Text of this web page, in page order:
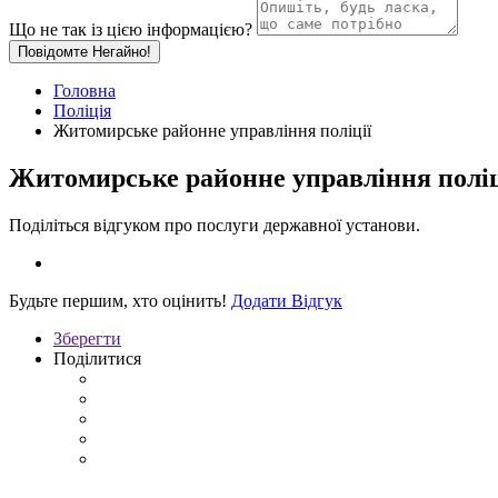
Що не так із цією інформацією?
Повідомте Негайно!
Головна
Поліція
Житомирське районне управління поліції
Житомирське районне управління
Поділіться відгуком про послуги державної установи.
Будьте першим, хто оцінить! Додати Відгук
Зберегти
Поділитися